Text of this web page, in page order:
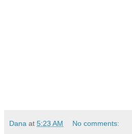
Dana at 5:23 AM No comments: